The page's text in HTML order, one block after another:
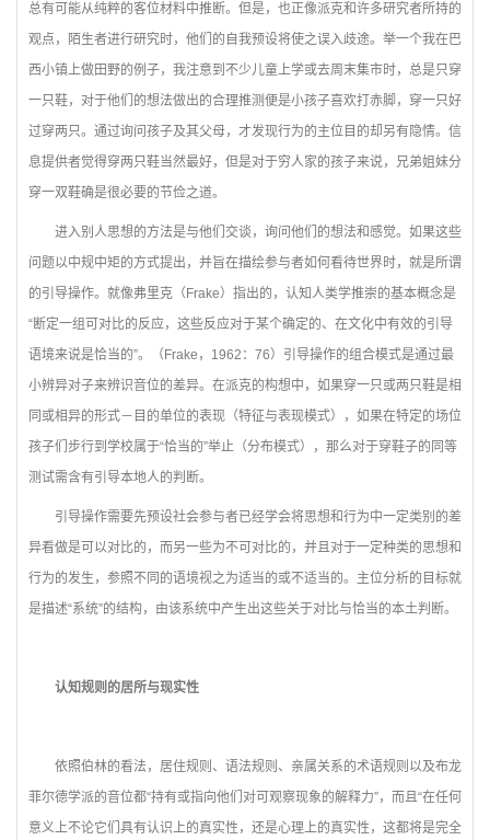
总有可能从纯粹的客位材料中推断。但是，也正像派克和许多研究者所持的
观点，陌生者进行研究时，他们的自我预设将使之误入歧途。举一个我在巴
西小镇上做田野的例子，我注意到不少儿童上学或去周末集市时，总是只穿
一只鞋，对于他们的想法做出的合理推测便是小孩子喜欢打赤脚，穿一只好
过穿两只。通过询问孩子及其父母，才发现行为的主位目的却另有隐情。信
息提供者觉得穿两只鞋当然最好，但是对于穷人家的孩子来说，兄弟姐妹分
穿一双鞋确是很必要的节俭之道。
进入别人思想的方法是与他们交谈，询问他们的想法和感觉。如果这些
问题以中规中矩的方式提出，并旨在描绘参与者如何看待世界时，就是所谓
的引导操作。就像弗里克（Frake）指出的，认知人类学推崇的基本概念是
“断定一组可对比的反应，这些反应对于某个确定的、在文化中有效的引导
语境来说是恰当的”。（Frake，1962：76）引导操作的组合模式是通过最
小辨异对子来辨识音位的差异。在派克的构想中，如果穿一只或两只鞋是相
同或相异的形式－目的单位的表现（特征与表现模式），如果在特定的场位
孩子们步行到学校属于“恰当的”举止（分布模式），那么对于穿鞋子的同等
测试需含有引导本地人的判断。
引导操作需要先预设社会参与者已经学会将思想和行为中一定类别的差
异看做是可以对比的，而另一些为不可对比的，并且对于一定种类的思想和
行为的发生，参照不同的语境视之为适当的或不适当的。主位分析的目标就
是描述“系统”的结构，由该系统中产生出这些关于对比与恰当的本土判断。
认知规则的居所与现实性
依照伯林的看法，居住规则、语法规则、亲属关系的术语规则以及布龙
菲尔德学派的音位都“持有或指向他们对可观察现象的解释力”，而且“在任何
意义上不论它们具有认识上的真实性，还是心理上的真实性，这都将是完全